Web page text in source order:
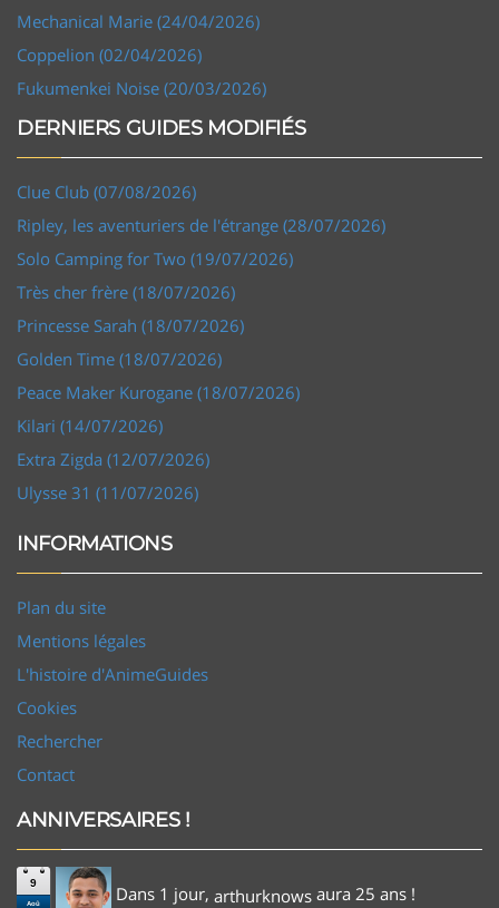
Mechanical Marie (24/04/2026)
Coppelion (02/04/2026)
Fukumenkei Noise (20/03/2026)
DERNIERS GUIDES MODIFIÉS
Clue Club (07/08/2026)
Ripley, les aventuriers de l'étrange (28/07/2026)
Solo Camping for Two (19/07/2026)
Très cher frère (18/07/2026)
Princesse Sarah (18/07/2026)
Golden Time (18/07/2026)
Peace Maker Kurogane (18/07/2026)
Kilari (14/07/2026)
Extra Zigda (12/07/2026)
Ulysse 31 (11/07/2026)
INFORMATIONS
Plan du site
Mentions légales
L'histoire d'AnimeGuides
Cookies
Rechercher
Contact
ANNIVERSAIRES !
9
Aoû Dans 1 jour, arthurknows aura 25 ans !